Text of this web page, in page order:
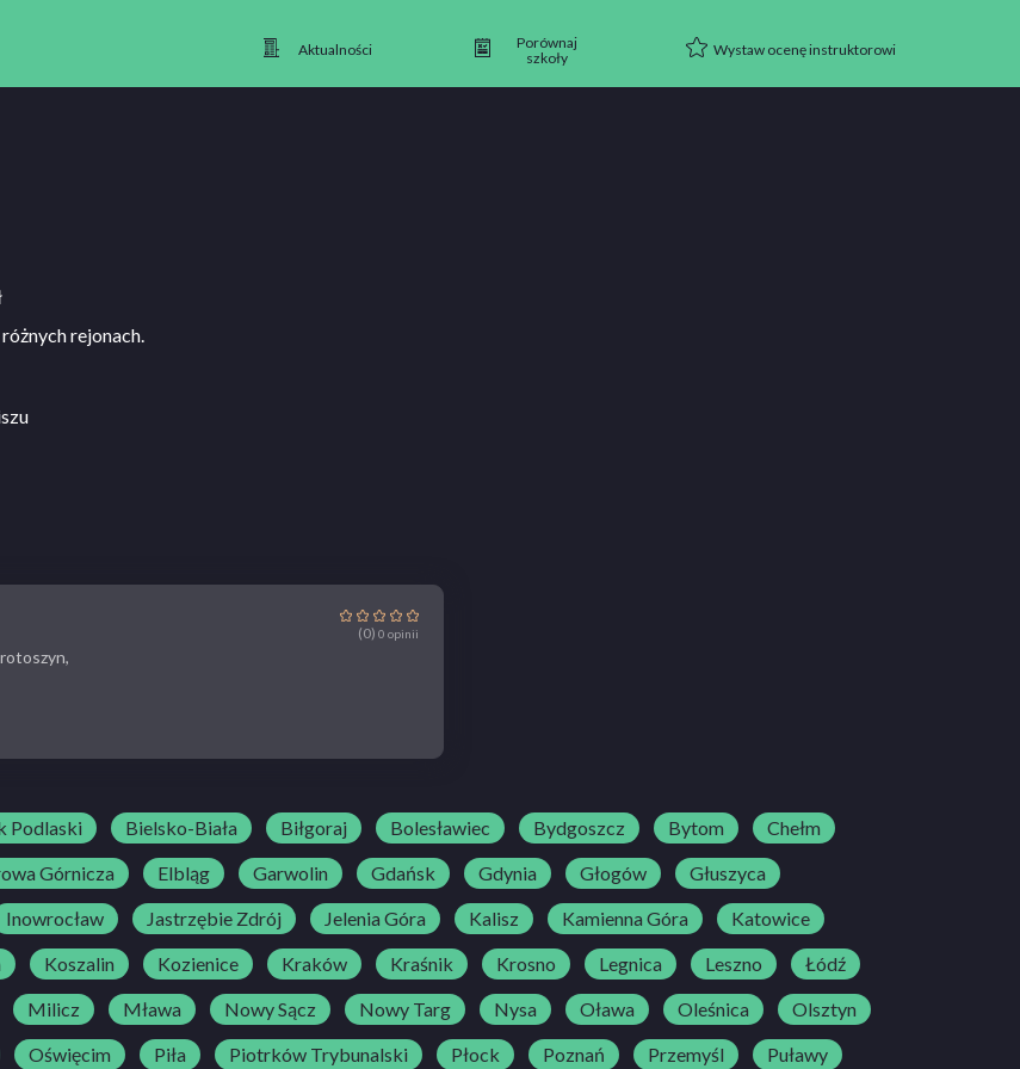
Aktualności
Porównaj
szkoły
Wystaw ocenę instruktorowi
rejonach.
(0)0 opinii
Podlaski Bielsko-Biała Biłgoraj Bolesławiec Bydgoszcz Bytom
Chełm
Górnicza Elbląg Garwolin Gdańsk Gdynia Głogów
Głuszyca
Inowrocław Jastrzębie Zdrój Jelenia Góra Kalisz Kamienna Góra
Katowice
Koszalin Kozienice Kraków Kraśnik Krosno Legnica Leszno
Łódź
Milicz Mława Nowy Sącz Nowy Targ Nysa Oława Oleśnica
Olsztyn
Oświęcim Piła Piotrków Trybunalski Płock Poznań Przemyśl Puławy